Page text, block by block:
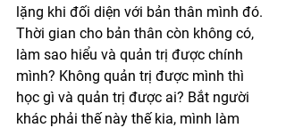
lặng khi đối diện với bản thân mình đó.
Thời gian cho bản thân còn không có,
làm sao hiểu và quản trị được chính
mình? Không quản trị được mình thì
học gì và quản trị được ai? Bắt người
khác phải thế này thế kia, mình làm